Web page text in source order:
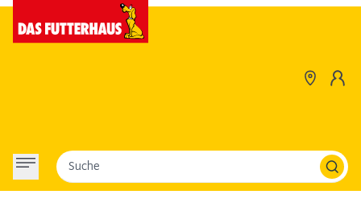
Suche